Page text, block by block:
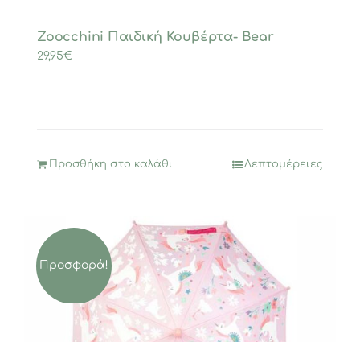
Zoocchini Παιδική Κουβέρτα- Bear
29,95€
Προσθήκη στο καλάθι Λεπτομέρειες
Προσφορά!